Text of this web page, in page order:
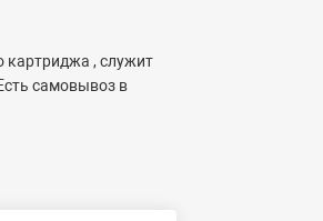
картриджа , служит
самовывоз в